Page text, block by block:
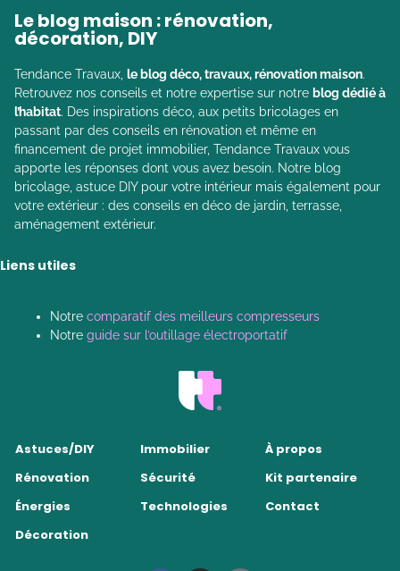
Le blog maison : rénovation,
décoration, DIY
Tendance Travaux, le blog déco, travaux, rénovation maison.
Retrouvez nos conseils et notre expertise sur notre blog dédié à
l’habitat. Des inspirations déco, aux petits bricolages en
passant par des conseils en rénovation et même en
financement de projet immobilier, Tendance Travaux vous
apporte les réponses dont vous avez besoin. Notre blog
bricolage, astuce DIY pour votre intérieur mais également pour
votre extérieur : des conseils en déco de jardin, terrasse,
aménagement extérieur.
Liens utiles
Notre comparatif des meilleurs compresseurs
Notre guide sur l’outillage électroportatif
Astuces/DIY
Rénovation
Énergies
Décoration
Immobilier
Sécurité
Technologies
À propos
Kit partenaire
Contact